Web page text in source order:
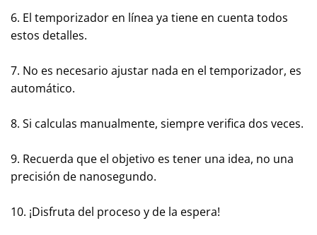
6. El temporizador en línea ya tiene en cuenta todos
estos detalles.
7. No es necesario ajustar nada en el temporizador, es
automático.
8. Si calculas manualmente, siempre verifica dos veces.
9. Recuerda que el objetivo es tener una idea, no una
precisión de nanosegundo.
10. ¡Disfruta del proceso y de la espera!